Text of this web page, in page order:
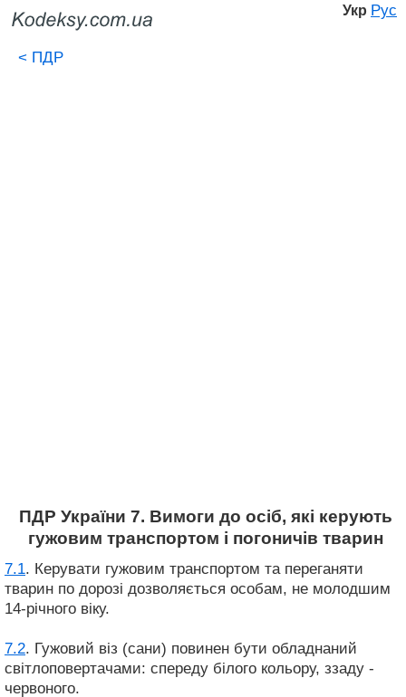
Укр Рус
< ПДР
ПДР України 7. Вимоги до осіб, які керують
гужовим транспортом і погоничів тварин
7.1. Керувати гужовим транспортом та переганяти
тварин по дорозі дозволяється особам, не молодшим
14-річного віку.
7.2. Гужовий віз (сани) повинен бути обладнаний
світлоповертачами: спереду білого кольору, ззаду -
червоного.